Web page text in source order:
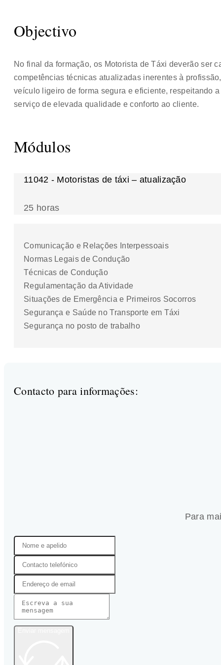
Objectivo
No final da formação, os Motorista de Táxi deverão ser
competências técnicas atualizadas inerentes à
veículo ligeiro de forma segura e eficiente, respeitando
serviço de elevada qualidade e conforto ao cliente.
Módulos
11042 - Motoristas de táxi – atualização
25 horas
Comunicação e Relações Interpessoais
Normas Legais de Condução
Técnicas de Condução
Regulamentação da Atividade
Situações de Emergência e Primeiros Socorros
Segurança e Saúde no Transporte em Táxi
Segurança no posto de trabalho
Contacto para informações:
Para